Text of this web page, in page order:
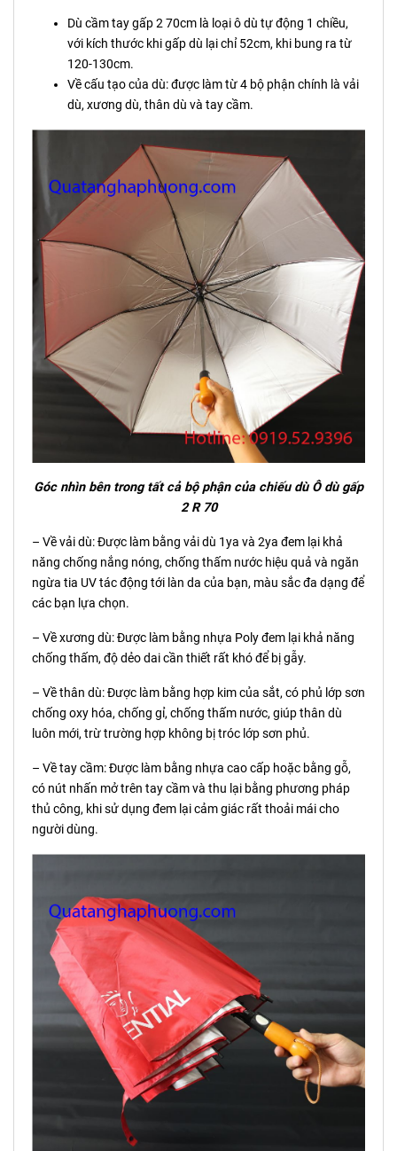
Dù cầm tay gấp 2 70cm là loại ô dù tự động 1 chiều,
với kích thước khi gấp dù lại chỉ 52cm, khi bung ra từ
120-130cm.
Về cấu tạo của dù: được làm từ 4 bộ phận chính là vải
dù, xương dù, thân dù và tay cầm.
Góc nhìn bên trong tất cả bộ phận của chiếu dù Ô dù gấp
2 R 70
– Về vải dù: Được làm bằng vải dù 1ya và 2ya đem lại khả
năng chống nắng nóng, chống thấm nước hiệu quả và ngăn
ngừa tia UV tác động tới làn da của bạn, màu sắc đa dạng để
các bạn lựa chọn.
– Về xương dù: Được làm bằng nhựa Poly đem lại khả năng
chống thấm, độ dẻo dai cần thiết rất khó để bị gẫy.
– Về thân dù: Được làm bằng hợp kim của sắt, có phủ lớp sơn
chống oxy hóa, chống gỉ, chống thấm nước, giúp thân dù
luôn mới, trừ trường hợp không bị tróc lớp sơn phủ.
– Về tay cầm: Được làm bằng nhựa cao cấp hoặc bằng gỗ,
có nút nhấn mở trên tay cầm và thu lại bằng phương pháp
thủ công, khi sử dụng đem lại cảm giác rất thoải mái cho
người dùng.